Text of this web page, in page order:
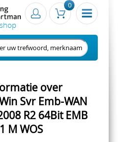
0
over
Svr Emb-WAN
R2 64Bit EMB
M WOS